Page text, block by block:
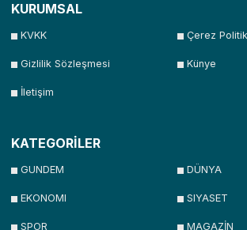
KURUMSAL
KVKK Çerez
Gizlilik Sözleşmesi Künye
İletişim
KATEGORİLER
GUNDEM DÜNYA
EKONOMI SIYASET
SPOR MAGAZİN